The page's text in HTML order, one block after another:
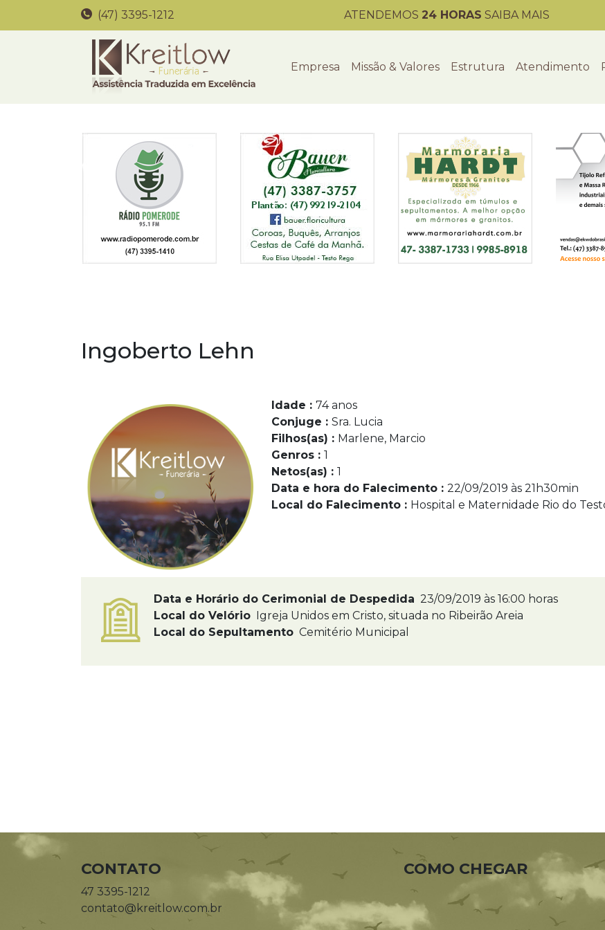
(47) 3395-1212 ATENDEMOS 24 HORAS SAIBA MAIS
Empresa Missão & Valores Estrutura Atendimento
Ingoberto Lehn
Idade : 74 anos
Conjuge : Sra. Lucia
Filhos(as) : Marlene, Marcio
Genros : 1
Netos(as) : 1
Data e hora do Falecimento : 22/09/2019 às 21h30min
Local do Falecimento : Hospital e Maternidade Rio do
Data e Horário do Cerimonial de Despedida 23/09/2019 às 16:00 horas
Local do Velório Igreja Unidos em Cristo, situada no Ribeirão Areia
Local do Sepultamento Cemitério Municipal
CONTATO
47 3395-1212
contato@kreitlow.com.br
COMO CHEGAR